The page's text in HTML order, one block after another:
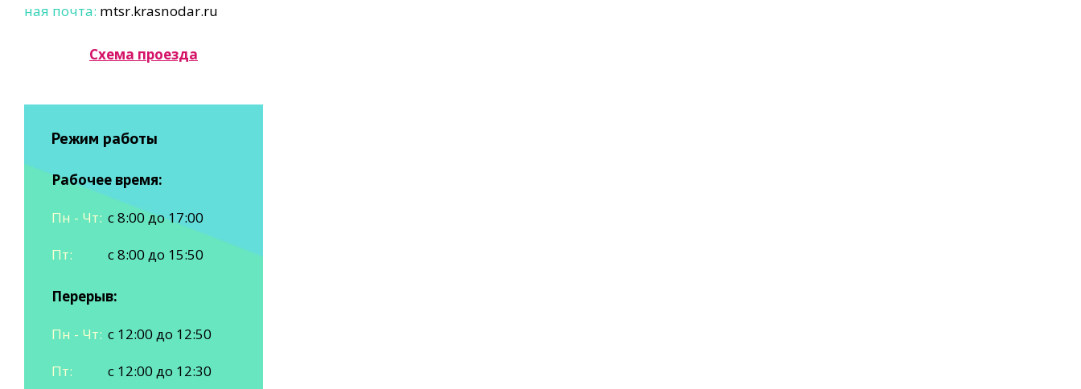
ная почта: mtsr.krasnodar.ru
Схема проезда
Режим работы
Рабочее время:
Пн - Чт: с 8:00 до 17:00
Пт:
с 8:00 до 15:50
Перерыв:
Пн - Чт: с 12:00 до 12:50
Пт:
с 12:00 до 12:30